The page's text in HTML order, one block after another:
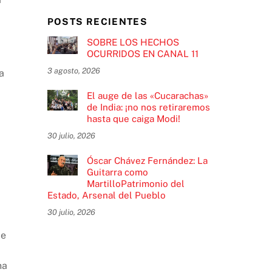
POSTS RECIENTES
SOBRE LOS HECHOS
OCURRIDOS EN CANAL 11
3 agosto, 2026
El auge de las «Cucarachas»
de India: ¡no nos retiraremos
hasta que caiga Modi!
30 julio, 2026
Óscar Chávez Fernández: La
Guitarra como
MartilloPatrimonio del
Estado, Arsenal del Pueblo
30 julio, 2026